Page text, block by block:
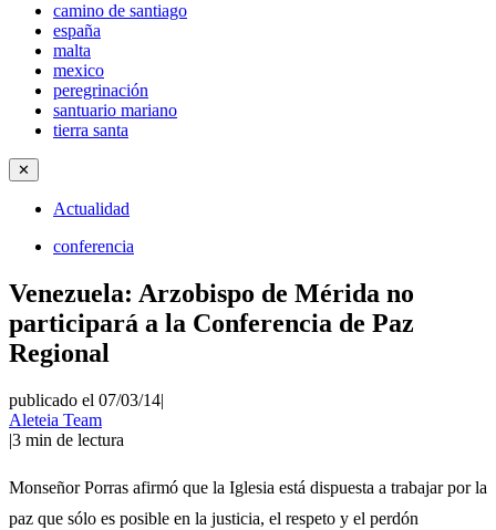
camino de santiago
españa
malta
mexico
peregrinación
santuario mariano
tierra santa
✕
Actualidad
conferencia
Venezuela: Arzobispo de Mérida no
participará a la Conferencia de Paz
Regional
publicado el 07/03/14|
Aleteia Team
|3 min de lectura
Monseñor Porras afirmó que la Iglesia está dispuesta a trabajar por la
paz que sólo es posible en la justicia, el respeto y el perdón